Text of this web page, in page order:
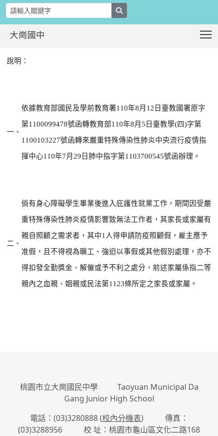
大崗國中
轉知教育部函轉嚴重特殊傳染性肺炎
說明：
一、
依據教育部國民及學前教育署110年8月 12 日臺教國署原字
第1100099478號函轉教育部110年8月 5 日臺教學(四)字第
1100103227號函轉來嚴重特殊傳染性肺炎中央流行疫情指
揮中心110年7月 29 日肺中指字第1103700545號函辦理。
二、
倘有身心障礙學生畢業後進入庇護性就業工作，期間因受嚴
重特殊傳染性肺炎疫情影響致無法工作者，其家長或家屬有
親自照顧之需求者，其中1 人得申請防疫照顧假，雇主應予
准假，且不得視為曠工、強迫以事假或其他假別處理，亦不
得扣發全勤獎金、解僱或予不利之處分，前述家屬係指二等
親內之血親、姻親或民法第1123條所定之家長或家屬。
桃園市立大崗國民中學 Taoyuan Municipal Da
Gang Junior High School
電話：(03)3280888 (校內分機表) 傳真：
(03)3288956 校 址：桃園市龜山區文化二路168